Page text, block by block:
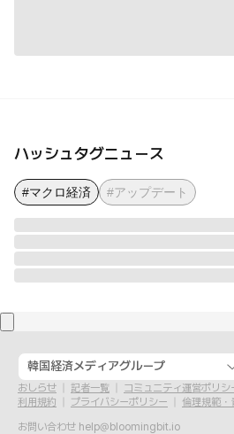
ハッシュタグニュース
#マクロ経済 #アップデート
韓国経済メディアグループ
おしらせ 記者一覧
コミュニティ運営ポリシ
利用規約
プライバシーポリシー
倫理規範・
お問い合わせ help@bloomingbit.io